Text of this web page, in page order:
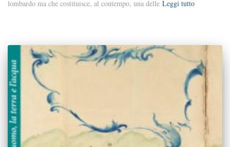
lombardo ma che costituisce, al contempo, una delle Leggi tutto